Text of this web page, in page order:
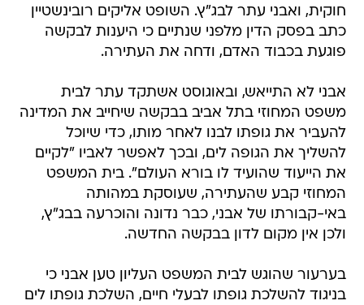
חוקית, ואבני עתר לבג"ץ. השופט אליקים רובינשטיין
כתב בפסק הדין מלפני שנתיים כי היענות לבקשה
פוגעת בכבוד האדם, ודחה את העתירה.
אבני לא התייאש, ובאוגוסט אשתקד עתר לבית
משפט המחוזי בתל אביב בבקשה שיחייב את המדינה
להעביר את גופתו לבנו לאחר מותו, כדי שיוכל
להשליך את הגופה לים, ובכך לאפשר לאביו "לקיים
את הייעוד שהועיד לו בורא העולם". בית המשפט
המחוזי קבע שהעתירה, שעוסקת במהותה
באי-קבורתו של אבני, כבר נדונה והוכרעה בבג"ץ,
ולכן אין מקום לדון בבקשה החדשה.
בערעור שהוגש לבית המשפט העליון טען אבני כי
בניגוד להשלכת גופתו לבעלי חיים, השלכת גופתו לים